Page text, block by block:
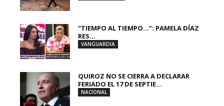
“TIEMPO AL TIEMPO…”: PAMELA DÍAZ
RES...
VANGUARDIA
QUIROZ NO SE CIERRA A DECLARAR
FERIADO EL 17 DE SEPTIE...
NACIONAL